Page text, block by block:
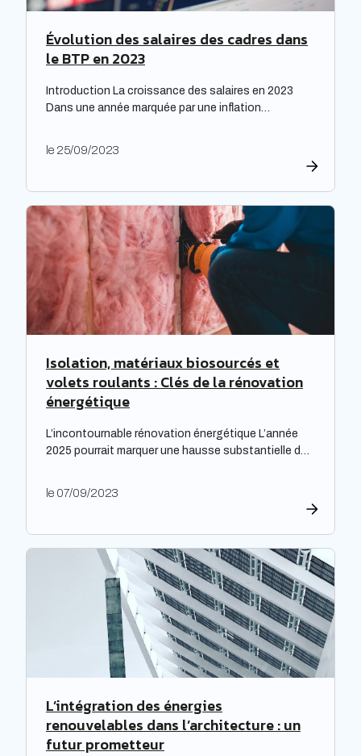
Évolution des salaires des cadres dans
le BTP en 2023
Introduction La croissance des salaires en 2023
Dans une année marquée par une inflation
une inflation hors-norme, les entreprises ont mis la
Expectra dans son 21ème baromètre, évoquant une
progression […]
le 25/09/2023
Isolation, matériaux biosourcés et
volets roulants : Clés de la rénovation
énergétique
L’incontournable rénovation énergétique L’année
2025 pourrait marquer une hausse substantielle des
deviennent alors essentiels pour les propriétaires
tarifs de l’électricité. Cette initiative est
particulièrement cruciale pour les logements
qualifiés de passoires thermiques, qui connaissent
d’importants […]
le 07/09/2023
L’intégration des énergies
renouvelables dans l’architecture : un
futur prometteur